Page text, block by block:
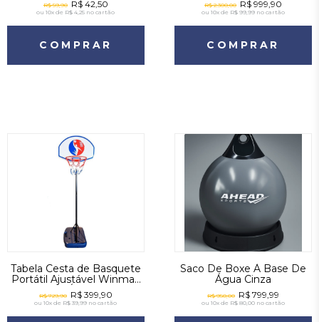
R$ 59,90 R$ 42,50
ou10x de R$ 4,25 no cartão
COMPRAR
Estável
R$ 2.300,00 R$ 999,90
ou10x de R$ 99,99 no cartão
COMPRAR
Tabela Cesta de Basquete
Portátil Ajustável Winmax
Base com Água ou Areia
R$ 729,90 R$ 399,90
ou10x de R$ 39,99 no cartão
Saco De Boxe À Base De
Água Cinza
R$ 950,00 R$ 799,99
ou10x de R$ 80,00 no cartão